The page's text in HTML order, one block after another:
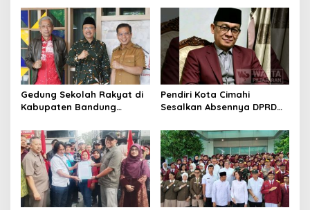
Rebranding RSUD Cibabat
Legitimasi Parpol
Gedung Sekolah Rakyat di
Kabupaten Bandung
Siap Tampung Dua Ribu
Siswa
Pendiri Kota Cimahi
Sesalkan Absennya DPRD
Rebranding RSUD Cibabat